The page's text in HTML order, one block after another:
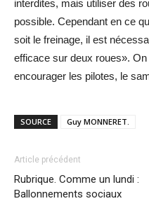
interdites, mais utiliser des
possible. Cependant en ce
soit le freinage, il est
efficace sur deux roues».
encourager les pilotes, le
SOURCE Guy MONNERET.
Article précédent
Rubrique. Comme un lundi :
Ballonnements sociaux